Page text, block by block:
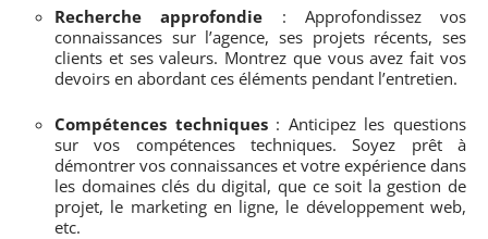
Recherche approfondie : Approfondissez vos
connaissances sur l’agence, ses projets récents, ses
clients et ses valeurs. Montrez que vous avez fait vos
devoirs en abordant ces éléments pendant l’entretien.
Compétences techniques: Anticipez les questions
sur vos compétences techniques. Soyez prêt à
démontrer vos connaissances et votre expérience dans
les domaines clés du digital, que ce soit la gestion de
projet, le marketing en ligne, le développement web,
etc.